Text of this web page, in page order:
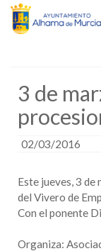
3 de
02/03/2016
Este jueves, 3 de
del Vivero de
Con el ponente
Organiza: